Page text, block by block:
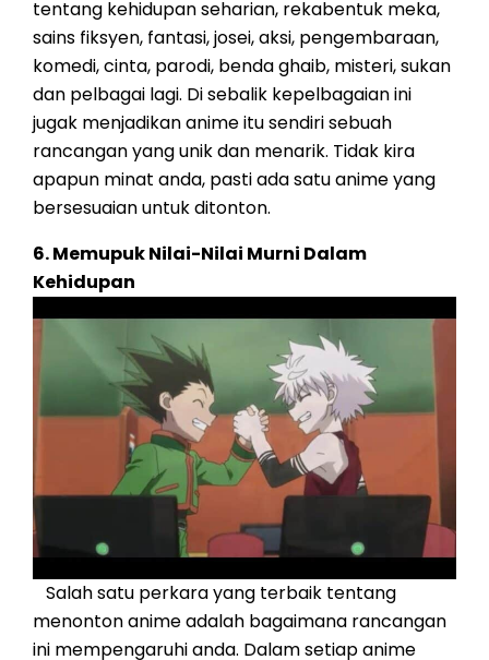
tentang kehidupan seharian, rekabentuk meka,
sains fiksyen, fantasi, josei, aksi, pengembaraan,
komedi, cinta, parodi, benda ghaib, misteri, sukan
dan pelbagai lagi. Di sebalik kepelbagaian ini
jugak menjadikan anime itu sendiri sebuah
rancangan yang unik dan menarik. Tidak kira
apapun minat anda, pasti ada satu anime yang
bersesuaian untuk ditonton.
6. Memupuk Nilai-Nilai Murni Dalam
Kehidupan
Salah satu perkara yang terbaik tentang
menonton anime adalah bagaimana rancangan
ini mempengaruhi anda. Dalam setiap anime